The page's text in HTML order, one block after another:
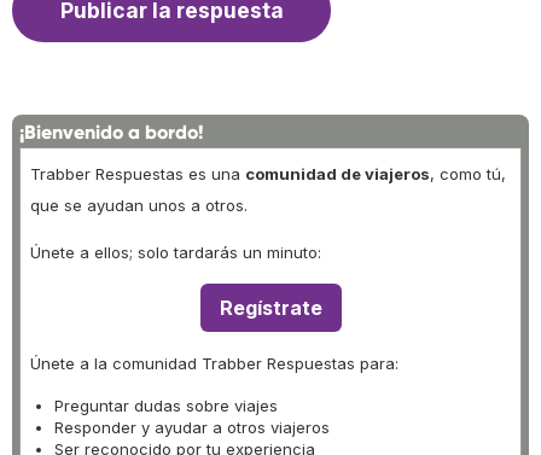
¡Bienvenido a bordo!
Trabber Respuestas es una comunidad de viajeros, como tú,
que se ayudan unos a otros.
Únete a ellos; solo tardarás un minuto:
Regístrate
Únete a la comunidad Trabber Respuestas para:
Preguntar dudas sobre viajes
Responder y ayudar a otros viajeros
Ser reconocido por tu experiencia